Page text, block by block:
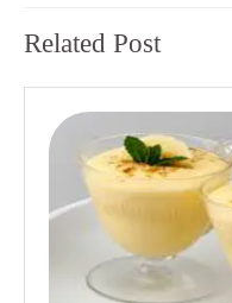
anterior:
Related Post